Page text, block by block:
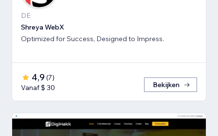
DE
Shreya WebX
Optimized for Success, Designed to Impress.
4,9 (7)
Vanaf $ 30
Bekijken